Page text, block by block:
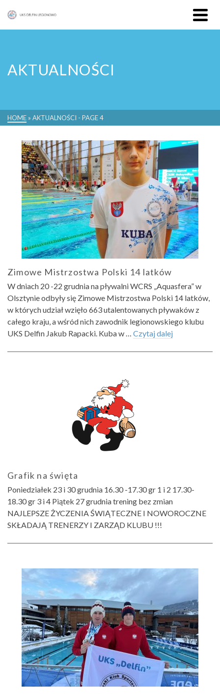
AKTUALNOŚCI
HOME » AKTUALNOŚCI - PAGE 4
Zimowe Mistrzostwa Polski 14 latków
W dniach 20 -22 grudnia na pływalni WCRS „Aquasfera” w
Olsztynie odbyły się Zimowe Mistrzostwa Polski 14 latków,
w których udział wzięło 663 utalentowanych pływaków z
całego kraju, a wśród nich zawodnik legionowskiego klubu
UKS Delfin Jakub Rapacki. Kuba w … Czytaj dalej
Grafik na święta
Poniedziałek 23 i 30 grudnia 16.30 -17.30 gr 1 i 2 17.30-
18.30 gr 3 i 4 Piątek 27 grudnia trening bez zmian
NAJLEPSZE ŻYCZENIA ŚWIĄTECZNE I NOWOROCZNE
SKŁADAJĄ TRENERZY I ZARZĄD KLUBU !!!